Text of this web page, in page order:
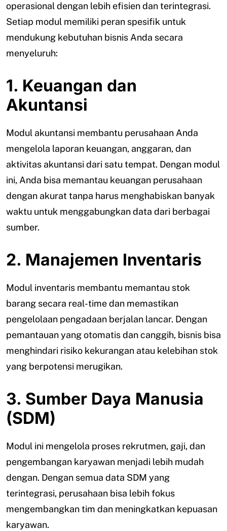
operasional dengan lebih efisien dan terintegrasi.
Setiap modul memiliki peran spesifik untuk
mendukung kebutuhan bisnis Anda secara
menyeluruh:
1. Keuangan dan
Akuntansi
Modul akuntansi membantu perusahaan Anda
mengelola laporan keuangan, anggaran, dan
aktivitas akuntansi dari satu tempat. Dengan modul
ini, Anda bisa memantau keuangan perusahaan
dengan akurat tanpa harus menghabiskan banyak
waktu untuk menggabungkan data dari berbagai
sumber.
2. Manajemen Inventaris
Modul inventaris membantu memantau stok
barang secara real-time dan memastikan
pengelolaan pengadaan berjalan lancar. Dengan
pemantauan yang otomatis dan canggih, bisnis bisa
menghindari risiko kekurangan atau kelebihan stok
yang berpotensi merugikan.
3. Sumber Daya Manusia
(SDM)
Modul ini mengelola proses rekrutmen, gaji, dan
pengembangan karyawan menjadi lebih mudah
dengan. Dengan semua data SDM yang
terintegrasi, perusahaan bisa lebih fokus
mengembangkan tim dan meningkatkan kepuasan
karyawan.